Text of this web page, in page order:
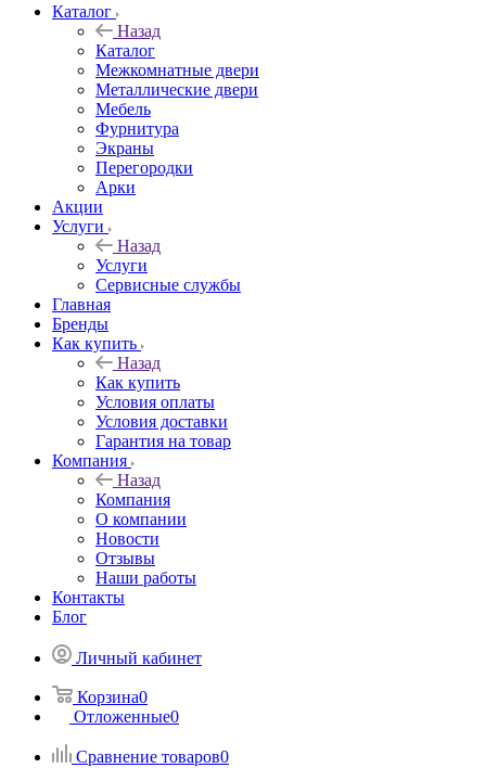
Каталог
Назад
Каталог
Межкомнатные двери
Металлические двери
Мебель
Фурнитура
Экраны
Перегородки
Арки
Акции
Услуги
Назад
Услуги
Сервисные службы
Главная
Бренды
Как купить
Назад
Как купить
Условия оплаты
Условия доставки
Гарантия на товар
Компания
Назад
Компания
О компании
Новости
Отзывы
Наши работы
Контакты
Блог
Личный кабинет
Корзина0
Отложенные0
Сравнение товаров0